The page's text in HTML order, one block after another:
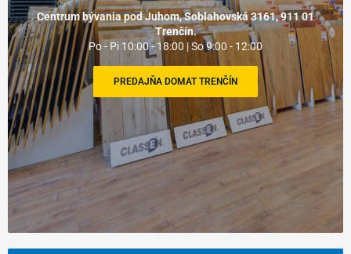
Centrum bývania pod Juhom, Soblahovská 3161, 911 01
Trenčín.
Po - Pi 10:00 - 18:00 | So 9:00 - 12:00
PREDAJŇA DOMAT TRENČÍN